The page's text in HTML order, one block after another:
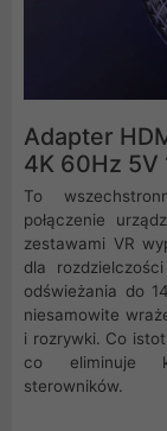
Adapter
4K 60Hz 5V
To
połączenie
zestawami VR
dla
odświeżania do
niesamowite
i rozrywki. Co
co eliminuje
sterowników.